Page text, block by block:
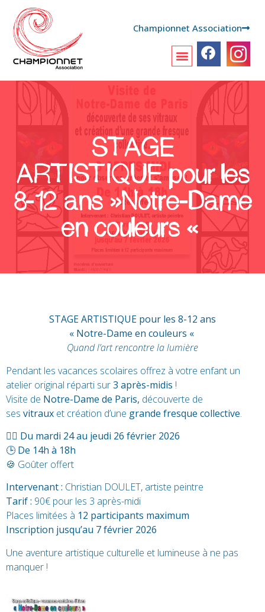
Championnet Association
STAGE
ARTISTIQUE pour les
8-12 ans »Notre-Dame
en couleurs «
STAGE ARTISTIQUE pour les 8-12 ans
« Notre-Dame en couleurs «
Quand l’art rencontre la lumière
Pendant les vacances scolaires offrez à votre enfant un
atelier original réparti sur3 après-midis !
Visite de Notre-Dame de Paris, découverte de
ses vitraux et création d’une grande fresque collective.
👉🏻 Du mardi 24 au jeudi 26 février 2026
🕒 De 14h à 18h
🍪 Goûter offert
Intervenant : Christian DOULET, artiste peintre
Tarif : 90€ pour les 3 après-midi
Places limitées à 12 participants maximum
Inscription jusqu’au 7 février 2026
Une aventure artistique culturelle et lumineuse à ne pas
manquer !